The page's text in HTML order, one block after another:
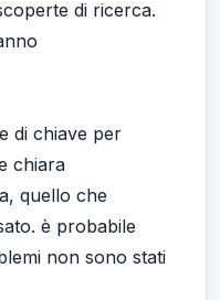
di ricerca.
di chiave per
chiara
quello che
è probabile
non sono stati